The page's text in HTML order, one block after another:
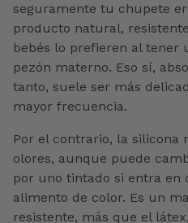
seguramente tu chupete
producto natural,
bebés lo prefieren al tener
pezón materno. Eso sí,
tanto, suele ser más
mayor frecuencia.
Por el contrario, la silicona
olores, aunque puede
por uno tintado si entra en
alimento de color. Es un
resistente, más que el